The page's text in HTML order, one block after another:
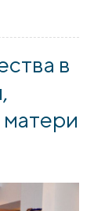
Собора Всех
в